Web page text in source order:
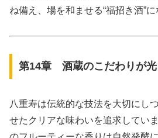
ね備え、場を和ませる“福招き酒”に
第14章 酒蔵のこだわりが光
八重寿は伝統的な技法を大切にし
せたクリアな味わいを追求してい